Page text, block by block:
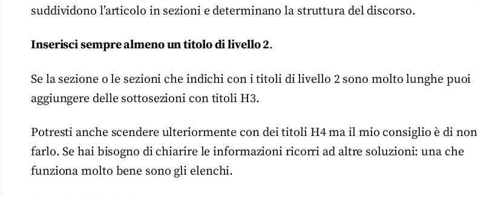
suddividono l’articolo in sezioni e determinano la struttura del discorso.
Inserisci sempre almeno un titolo di livello 2.
Se la sezione o le sezioni che indichi con i titoli di livello 2 sono molto lunghe puoi
aggiungere delle sottosezioni con titoli H3.
Potresti anche scendere ulteriormente con dei titoli H4 ma il mio consiglio è di non
farlo. Se hai bisogno di chiarire le informazioni ricorri ad altre soluzioni: una che
funziona molto bene sono gli elenchi.